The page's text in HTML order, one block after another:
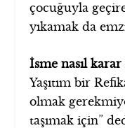
çocuğuyla
yıkamak da
İsme nasıl
Yaşıtım bir
olmak
taşımak için”